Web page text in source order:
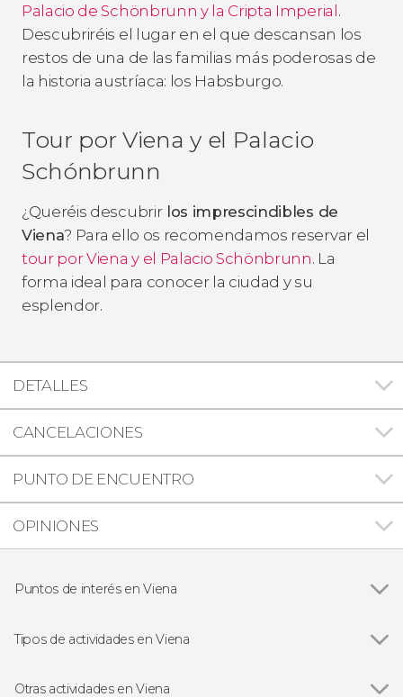
Palacio de Schönbrunn y la Cripta Imperial.
Descubriréis el lugar en el que descansan los
restos de una de las familias más poderosas de
la historia austríaca: los Habsburgo.
Tour por Viena y el Palacio
Schónbrunn
¿Queréis descubrirlos imprescindibles de
Viena? Para ello os recomendamos reservar el
tour por Viena y el Palacio Schönbrunn. La
forma ideal para conocer la ciudad y su
esplendor.
DETALLES
CANCELACIONES
PUNTO DE ENCUENTRO
OPINIONES
Puntos de interés en Viena
Catedral de San Esteban de Viena
Palacio Belvedere
Tipos de actividades en Viena
Free tours en Viena
Otras actividades en Viena